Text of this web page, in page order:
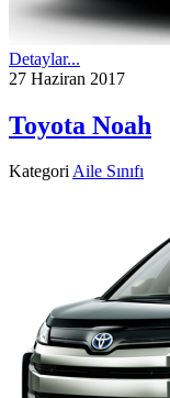
Detaylar...
27 Haziran 2017
Toyota Noah
KategoriAile Sınıfı